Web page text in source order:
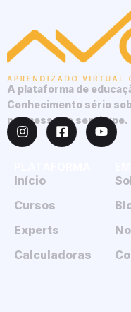
A plataforma de
Conhecimento sério
promessas e sem hype.
Início
Cursos
Experts
Calculadoras